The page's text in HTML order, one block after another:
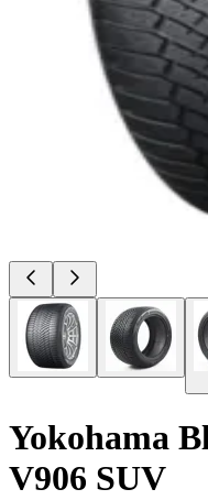
Yokohama
V906 SUV